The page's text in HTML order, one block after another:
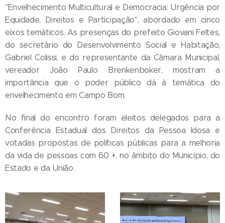
"Envelhecimento Multicultural e Democracia: Urgência por
Equidade, Direitos e Participação", abordado em cinco
eixos temáticos. As presenças do prefeito Giovani Feltes,
do secretário do Desenvolvimento Social e Habitação,
Gabriel Colissi, e do representante da Câmara Municipal,
vereador João Paulo Brenkenboker, mostram a
importância que o poder público dá à temática do
envelhecimento em Campo Bom.
No final do encontro foram eleitos delegados para a
Conferência Estadual dos Direitos da Pessoa Idosa e
votadas propostas de políticas públicas para a melhoria
da vida de pessoas com 60 +, no âmbito do Município, do
Estado e da União.